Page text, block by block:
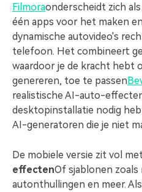
Filmoraonderscheidt zich
één apps voor het maken
dynamische autovideo's
telefoon. Het combineert
waardoor je de kracht hebt
genereren, toe te passen
realistische AI-auto-
desktopinstallatie nodig
AI-generatoren die je niet
De mobiele versie zit vol
effectenOf sjablonen
autonthullingen en meer.